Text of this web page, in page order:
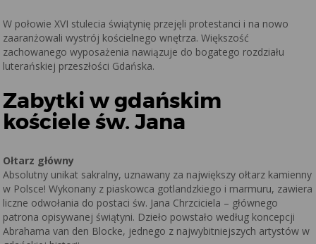
W połowie XVI stulecia świątynię przejęli protestanci i na nowo
zaaranżowali wystrój kościelnego wnętrza. Większość
zachowanego wyposażenia nawiązuje do bogatego rozdziału
luterańskiej przeszłości Gdańska.
Zabytki w gdańskim
kościele św. Jana
Ołtarz główny
Absolutny unikat sakralny, uznawany za największy ołtarz kamienny
w Polsce! Wykonany z piaskowca gotlandzkiego i marmuru, zawiera
liczne odwołania do postaci św. Jana Chrzciciela – głównego
patrona opisywanej świątyni. Dzieło powstało według koncepcji
Abrahama van den Blocke, jednego z najwybitniejszych artystów w